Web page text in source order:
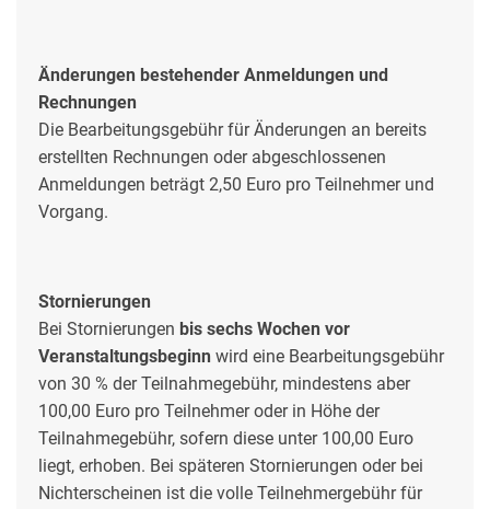
Änderungen bestehender Anmeldungen und
Rechnungen
Die Bearbeitungsgebühr für Änderungen an bereits
erstellten Rechnungen oder abgeschlossenen
Anmeldungen beträgt 2,50 Euro pro Teilnehmer und
Vorgang.
Stornierungen
Bei Stornierungen bis sechs Wochen vor
Veranstaltungsbeginn wird eine Bearbeitungsgebühr
von 30 % der Teilnahmegebühr, mindestens aber
100,00 Euro pro Teilnehmer oder in Höhe der
Teilnahmegebühr, sofern diese unter 100,00 Euro
liegt, erhoben. Bei späteren Stornierungen oder bei
Nichterscheinen ist die volle Teilnehmergebühr für